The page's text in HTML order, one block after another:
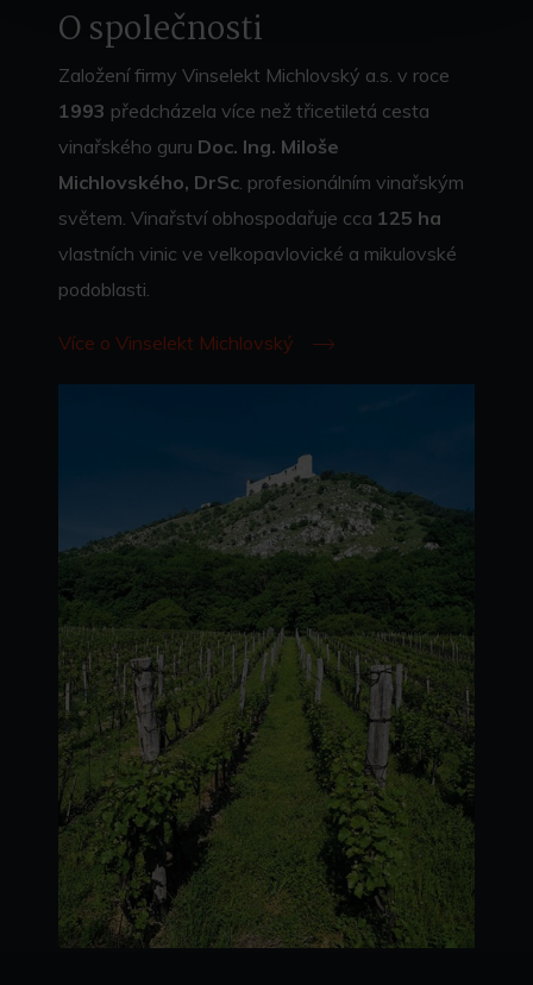
O společnosti
Založení firmy Vinselekt Michlovský a.s. v roce
1993 předcházela více než třicetiletá cesta
vinařského guru Doc. Ing. Miloše
Michlovského, DrSc. profesionálním vinařským
světem. Vinařství obhospodařuje cca 125 ha
vlastních vinic ve velkopavlovické a mikulovské
podoblasti.
Více o Vinselekt Michlovský